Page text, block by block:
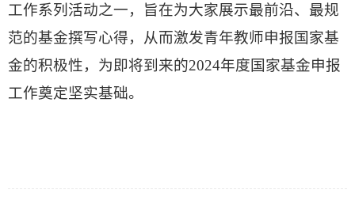
工作系列活动之一，旨在为大家展示最前沿、最规
范的基金撰写心得，从而激发青年教师申报国家基
金的积极性，为即将到来的2024年度国家基金申报
工作奠定坚实基础。